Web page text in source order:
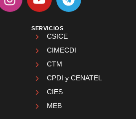
SERVICIOS
CSICE
CIMECDI
CTM
CPDI y CENATEL
CIES
MEB